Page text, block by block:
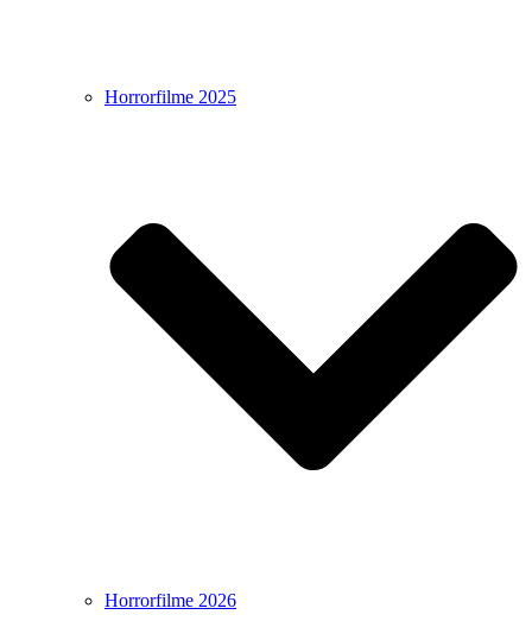
Horrorfilme 2025
Horrorfilme 2026